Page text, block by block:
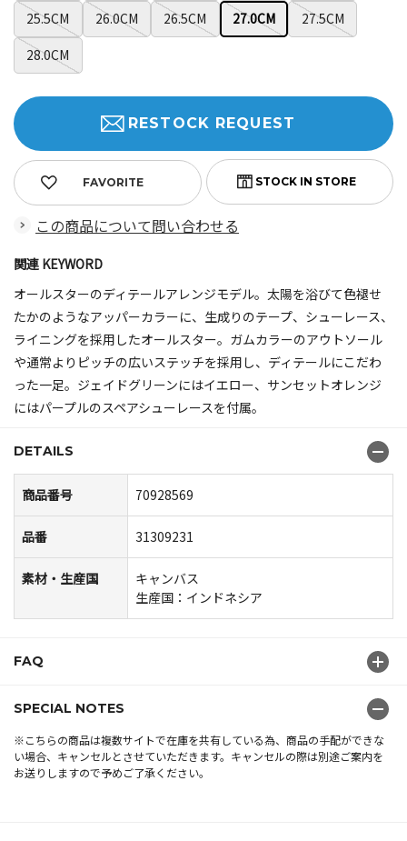
25.5CM
26.0CM 26.5CM 27.0CM
27.5CM
28.0CM
FAVORITE
RESTOCK REQUEST
この商品について問い合わせる
関連 KEYWORD
オールスターのディテールアレンジモデル。太陽を浴びて色褪せ
たかのようなアッパーカラーに、生成りのテープ、シューレース、
ライニングを採用したオールスター。ガムカラーのアウトソール
や通常よりピッチの広いステッチを採用し、ディテールにこだわ
った一足。ジェイドグリーンにはイエロー、サンセットオレンジ
にはパープルのスペアシューレースを付属。
DETAILS
商品番号 70928569
品番 31309231
素材・生産国
キャンバス
生産国：インドネシア
FAQ
SPECIAL NOTES
※こちらの商品は複数サイトで在庫を共有している為、商品の手配ができな
い場合、キャンセルとさせていただきます。キャンセルの際は別途ご案内を
お送りしますので予めご了承ください。